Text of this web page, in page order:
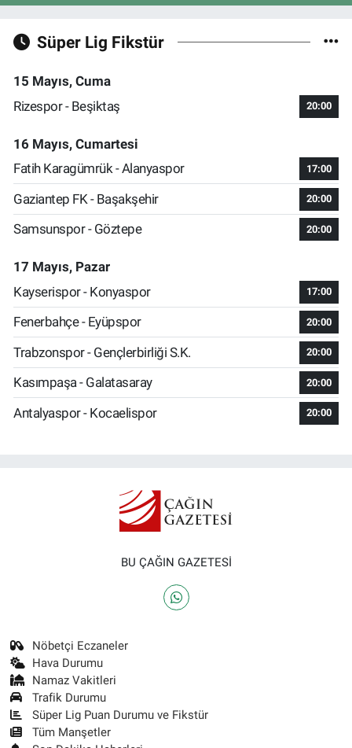
Süper Lig Fikstür
15 Mayıs, Cuma
Rizespor - Beşiktaş
20:00
16 Mayıs, Cumartesi
Fatih Karagümrük - Alanyaspor
17:00
Gaziantep FK - Başakşehir 20:00
Samsunspor - Göztepe 20:00
17 Mayıs, Pazar
Kayserispor - Konyaspor
17:00
Fenerbahçe - Eyüpspor 20:00
Trabzonspor - Gençlerbirliği S.K. 20:00
Kasımpaşa - Galatasaray 20:00
Antalyaspor - Kocaelispor 20:00
BU ÇAĞIN GAZETESİ
Nöbetçi Eczaneler
Hava Durumu
Namaz Vakitleri
Trafik Durumu
Süper Lig Puan Durumu ve Fikstür
Tüm Manşetler